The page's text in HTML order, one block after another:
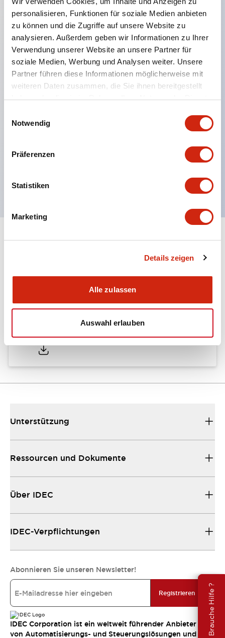
personalisieren, Funktionen für soziale Medien anbieten
zu können und die Zugriffe auf unsere Website zu
analysieren. Außerdem geben wir Informationen zu Ihrer
Verwendung unserer Website an unsere Partner für
soziale Medien, Werbung und Analysen weiter. Unsere
Partner führen diese Informationen möglicherweise mit
weiteren Daten zusammen, die Sie ihnen bereitgestellt
haben oder die sie im Rahmen Ihrer Nutzung der Dienste
Notwendig
Präferenzen
Statistiken
Marketing
Details zeigen
Alle zulassen
Auswahl erlauben
Brauche Hilfe ?
Hauptmerkmale
Eine dichte Montage in Gruppen ist möglich, und
das An- und Abstecken der Kontakt-Einheit ist
auch bei der dichten Montage in Gruppen einfach
durchführbar.
das An- und Abnehmen des Verriegelungshebels.
Schutzart ist Spritzwassergeschützt, IP65 (IEC
60529). (Der Summer ist geschlossen ausgeführt)
Unterstützung
Ressourcen und Dokumente
Über IDEC
IDEC-Verpflichtungen
Abonnieren Sie unseren Newsletter!
Registrieren
IDEC Corporation ist ein weltweit führender Anbieter
von Automatisierungs- und Steuerungslösungen und